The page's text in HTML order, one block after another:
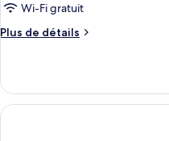
Wi-Fi gratuit
Plus de détails
Plus
le
type
de